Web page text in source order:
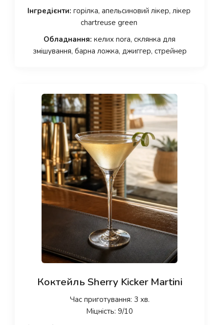
Інгредієнти: горілка, апельсиновий лікер, лікер
chartreuse green
Обладнання: келих nora, склянка для
змішування, барна ложка, джиггер, стрейнер
Коктейль Sherry Kicker Martini
Час приготування: 3 хв.
Міцність: 9/10